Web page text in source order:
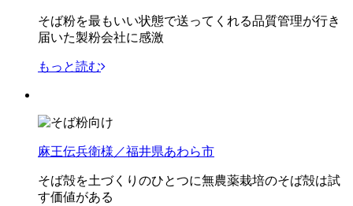
そば粉を最もいい状態で送ってくれる品質管理が行き
届いた製粉会社に感激
もっと読む
麻王伝兵衛様／福井県あわら市
そば殻を土づくりのひとつに無農薬栽培のそば殻は試
す価値がある